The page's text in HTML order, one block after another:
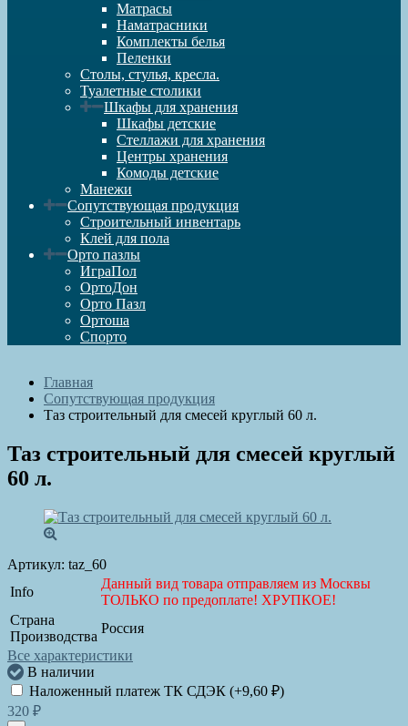
Матрасы
Наматрасники
Комплекты белья
Пеленки
Столы, стулья, кресла.
Туалетные столики
Шкафы для хранения
Шкафы детские
Стеллажи для хранения
Центры хранения
Комоды детские
Манежи
Сопутствующая продукция
Строительный инвентарь
Клей для пола
Орто пазлы
ИграПол
ОртоДон
Орто Пазл
Ортоша
Спорто
Главная
Сопутствующая продукция
Таз строительный для смесей круглый 60 л.
Таз строительный для смесей круглый
60 л.
Артикул: taz_60
Info
Данный вид товара отправляем из Москвы
ТОЛЬКО по предоплате! ХРУПКОЕ!
Страна
Производства
Россия
Все характеристики
В наличии
Наложенный платеж ТК СДЭК (+9,60 ₽)
320 ₽